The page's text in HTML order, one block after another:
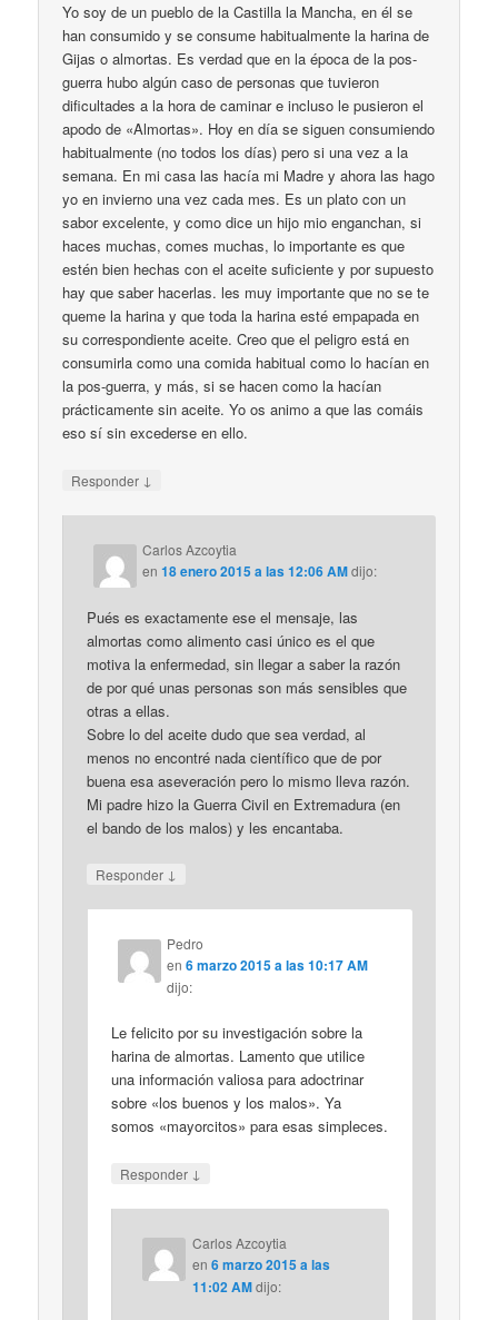
Yo soy de un pueblo de la Castilla la Mancha, en él se
han consumido y se consume habitualmente la harina de
Gijas o almortas. Es verdad que en la época de la pos-
guerra hubo algún caso de personas que tuvieron
dificultades a la hora de caminar e incluso le pusieron el
apodo de «Almortas». Hoy en día se siguen consumiendo
habitualmente (no todos los días) pero si una vez a la
semana. En mi casa las hacía mi Madre y ahora las hago
yo en invierno una vez cada mes. Es un plato con un
sabor excelente, y como dice un hijo mio enganchan, si
haces muchas, comes muchas, lo importante es que
estén bien hechas con el aceite suficiente y por supuesto
hay que saber hacerlas. les muy importante que no se te
queme la harina y que toda la harina esté empapada en
su correspondiente aceite. Creo que el peligro está en
consumirla como una comida habitual como lo hacían en
la pos-guerra, y más, si se hacen como la hacían
prácticamente sin aceite. Yo os animo a que las comáis
eso sí sin excederse en ello.
Responder ↓
Carlos Azcoytia
en18 enero 2015 a las 12:06 AMdijo:
Pués es exactamente ese el mensaje, las
almortas como alimento casi único es el que
motiva la enfermedad, sin llegar a saber la razón
de por qué unas personas son más sensibles que
otras a ellas.
Sobre lo del aceite dudo que sea verdad, al
menos no encontré nada científico que de por
buena esa aseveración pero lo mismo lleva razón.
Mi padre hizo la Guerra Civil en Extremadura (en
el bando de los malos) y les encantaba.
Responder ↓
Pedro
en6 marzo 2015 a las 10:17 AM
dijo:
Le felicito por su investigación sobre la
harina de almortas. Lamento que utilice
una información valiosa para adoctrinar
sobre «los buenos y los malos». Ya
somos «mayorcitos» para esas simpleces.
Responder ↓
Carlos Azcoytia
en 6 marzo 2015 a las
11:02 AM dijo: